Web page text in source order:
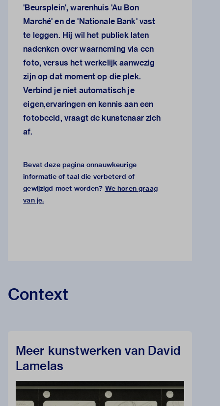
'Beursplein', warenhuis 'Au Bon
Marché' en de 'Nationale Bank' vast
te leggen. Hij wil het publiek laten
nadenken over waarneming via een
foto, versus het werkelijk aanwezig
zijn op dat moment op die plek.
Verbind je niet automatisch je
eigen,ervaringen en kennis aan een
fotobeeld, vraagt de kunstenaar zich
af.
Bevat deze pagina onnauwkeurige
informatie of taal die verbeterd of
gewijzigd moet worden? We horen graag
van je.
Context
Meer kunstwerken van David
Lamelas